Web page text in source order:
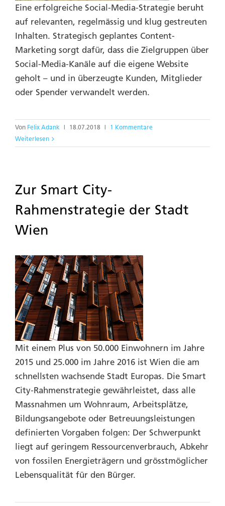
Eine erfolgreiche Social-Media-Strategie beruht
auf relevanten, regelmässig und klug gestreuten
Inhalten. Strategisch geplantes Content-
Marketing sorgt dafür, dass die Zielgruppen über
Social-Media-Kanäle auf die eigene Website
geholt – und in überzeugte Kunden, Mitglieder
oder Spender verwandelt werden.
Von Felix Adank 18.07.2018
1 Kommentare
Weiterlesen
Zur Smart City-
Rahmenstrategie der Stadt
Wien
Mit einem Plus von 50.000 Einwohnern im Jahre
2015 und 25.000 im Jahre 2016 ist Wien die am
schnellsten wachsende Stadt Europas. Die Smart
City-Rahmenstrategie gewährleistet, dass alle
Massnahmen um Wohnraum, Arbeitsplätze,
Bildungsangebote oder Betreuungsleistungen
definierten Vorgaben folgen: Der Schwerpunkt
liegt auf geringem Ressourcenverbrauch, Abkehr
von fossilen Energieträgern und grösstmöglicher
Lebensqualität für den Bürger.